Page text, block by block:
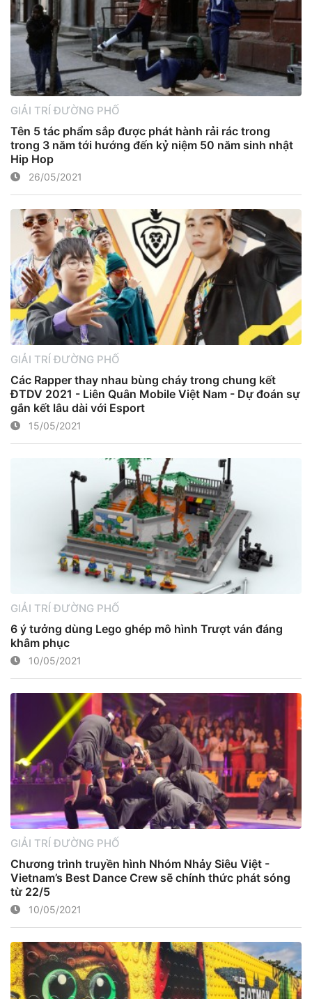
GIẢI TRÍ ĐƯỜNG PHỐ
Tên 5 tác phẩm sắp được phát hành rải rác trong
trong 3 năm tới hướng đến kỷ niệm 50 năm sinh nhật
Hip Hop
26/05/2021
GIẢI TRÍ ĐƯỜNG PHỐ
Các Rapper thay nhau bùng cháy trong chung kết
ĐTDV 2021 - Liên Quân Mobile Việt Nam - Dự đoán sự
gắn kết lâu dài với Esport
15/05/2021
GIẢI TRÍ ĐƯỜNG PHỐ
6 ý tưởng dùng Lego ghép mô hình Trượt ván đáng
khâm phục
10/05/2021
GIẢI TRÍ ĐƯỜNG PHỐ
Chương trình truyền hình Nhóm Nhảy Siêu Việt -
Vietnam’s Best Dance Crew sẽ chính thức phát sóng
từ 22/5
10/05/2021